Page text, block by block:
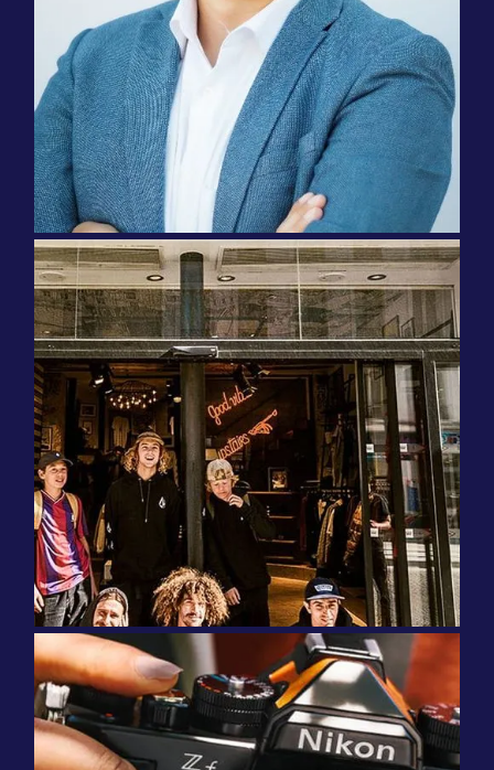
और हमारी वैश्विक टीम ज़रूरत पड़ने पर त्वरित समाधान
करती है। इसने हमारे काम करने के तरीके को बदल दिया
है और हमें यह बहुत पसंद है!"
एरिक एस्पिनोज़ा
उत्पाद प्रबंधक, आईबीएम
"तत्काल अनुवादों ने हमारे रूपांतरणों को गति दी और हमारे
व्यापारियों को अन्य कार्यों पर ध्यान केंद्रित करने में मदद
की। अब हमारे पास अधिक लचीलापन है और हम उपलब्ध
स्टॉक को बहुत तेज़ी से लॉन्च कर सकते हैं।"
मैथ्यू गैल्टी
डिजिटल मार्केटिंग प्रमुख, वॉलकॉम